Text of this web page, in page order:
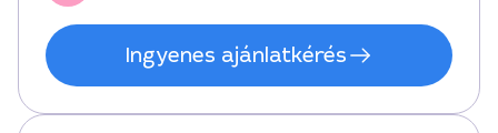
Ingyenes ajánlatkérés